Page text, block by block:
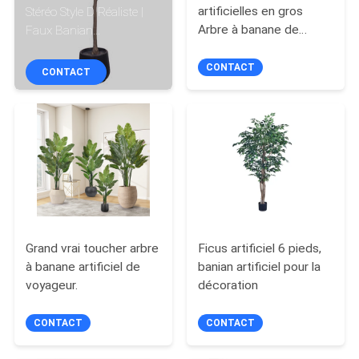
VISITE
L'USINE
CONTRÔLE
QUALITÉ
CONTACTEZ-
NOUS
NOUVELLES
LES
Stéréo Style D Réaliste |
Faux Banian
Personnalisé Ignifuge et
Résistant aux UV,
120/140/180cm,
Emballage Uniforme
avec Pot Noir pour
Décoration Intérieure
Commerciale et
Domestique
CONTACT
artificielles en gros
Arbre à banane de
de fibre de palme
CONTACT
Grand vrai toucher arbre
à banane artificiel de
voyageur.
CONTACT
Ficus artificiel 6 pieds,
banian artificiel pour la
décoration
CONTACT